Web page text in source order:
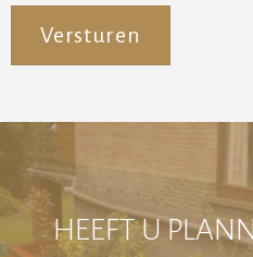
HEEFT U